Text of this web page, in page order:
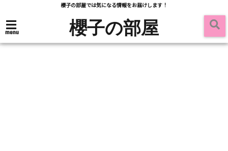
櫻子の部屋では気になる情報をお届けします！
menu 櫻子の部屋